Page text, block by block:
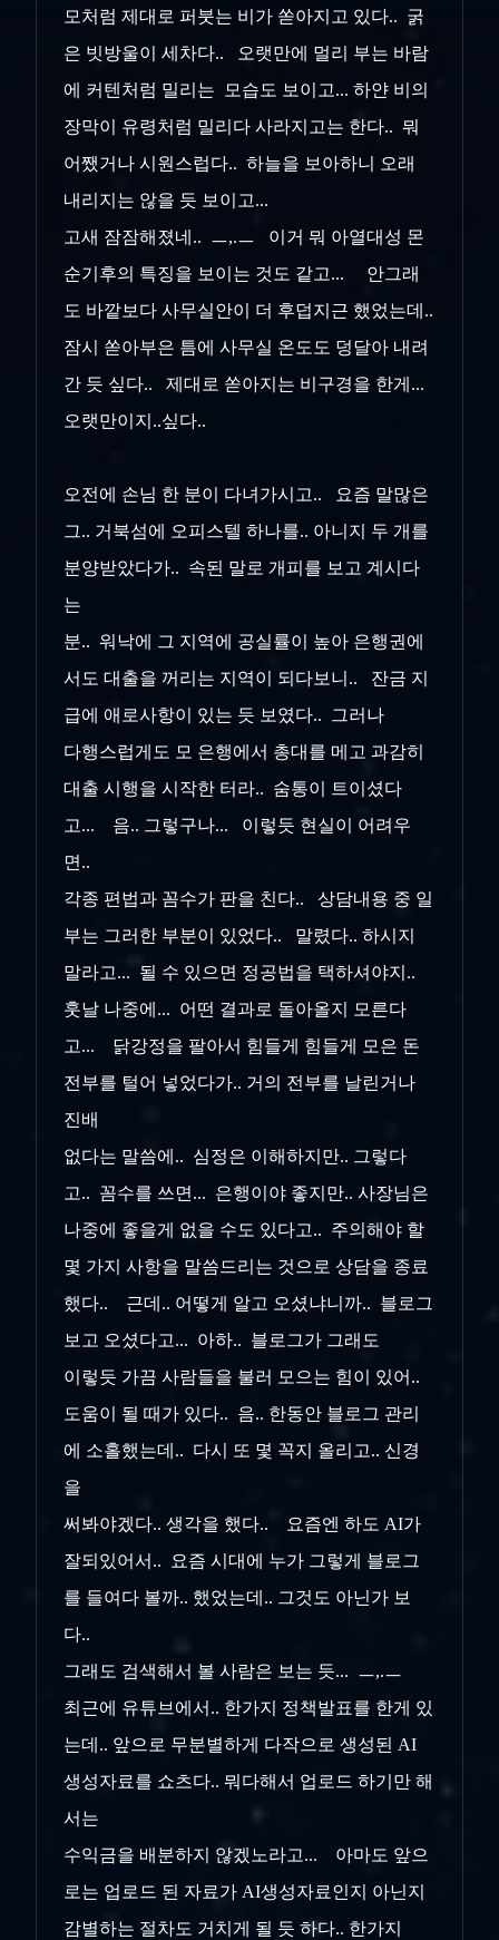
모처럼 제대로 퍼붓는 비가 쏟아지고 있다.. 굵
은 빗방울이 세차다.. 오랫만에 멀리 부는 바람
에 커텐처럼 밀리는 모습도 보이고... 하얀 비의
장막이 유령처럼 밀리다 사라지고는 한다.. 뭐
어쨌거나 시원스럽다.. 하늘을 보아하니 오래
내리지는 않을 듯 보이고...
고새 잠잠해졌네.. ㅡ,.ㅡ 이거 뭐 아열대성 몬
순기후의 특징을 보이는 것도 같고... 안그래
도 바깥보다 사무실안이 더 후덥지근 했었는데..
잠시 쏟아부은 틈에 사무실 온도도 덩달아 내려
간 듯 싶다.. 제대로 쏟아지는 비구경을 한게...
오랫만이지..싶다..
오전에 손님 한 분이 다녀가시고.. 요즘 말많은
그.. 거북섬에 오피스텔 하나를.. 아니지 두 개를
분양받았다가.. 속된 말로 개피를 보고 계시다
는
분.. 워낙에 그 지역에 공실률이 높아 은행권에
서도 대출을 꺼리는 지역이 되다보니.. 잔금 지
급에 애로사항이 있는 듯 보였다.. 그러나
다행스럽게도 모 은행에서 총대를 메고 과감히
대출 시행을 시작한 터라.. 숨통이 트이셨다
고... 음.. 그렇구나... 이렇듯 현실이 어려우
면..
각종 편법과 꼼수가 판을 친다.. 상담내용 중 일
부는 그러한 부분이 있었다.. 말렸다.. 하시지
말라고... 될 수 있으면 정공법을 택하셔야지..
훗날 나중에... 어떤 결과로 돌아올지 모른다
고... 닭강정을 팔아서 힘들게 힘들게 모은 돈
전부를 털어 넣었다가.. 거의 전부를 날린거나
진배
없다는 말씀에.. 심정은 이해하지만.. 그렇다
고.. 꼼수를 쓰면... 은행이야 좋지만.. 사장님은
나중에 좋을게 없을 수도 있다고.. 주의해야 할
몇 가지 사항을 말씀드리는 것으로 상담을 종료
했다.. 근데.. 어떻게 알고 오셨냐니까.. 블로그
보고 오셨다고... 아하.. 블로그가 그래도
이렇듯 가끔 사람들을 불러 모으는 힘이 있어..
도움이 될 때가 있다.. 음.. 한동안 블로그 관리
에 소홀했는데.. 다시 또 몇 꼭지 올리고.. 신경
을
써봐야겠다.. 생각을 했다.. 요즘엔 하도 AI가
잘되있어서.. 요즘 시대에 누가 그렇게 블로그
를 들여다 볼까.. 했었는데.. 그것도 아닌가 보
다..
그래도 검색해서 볼 사람은 보는 듯... ㅡ,.ㅡ
최근에 유튜브에서.. 한가지 정책발표를 한게 있
는데.. 앞으로 무분별하게 다작으로 생성된 AI
생성자료를 쇼츠다.. 뭐다해서 업로드 하기만 해
서는
수익금을 배분하지 않겠노라고... 아마도 앞으
로는 업로드 된 자료가 AI생성자료인지 아닌지
감별하는 절차도 거치게 될 듯 하다.. 한가지